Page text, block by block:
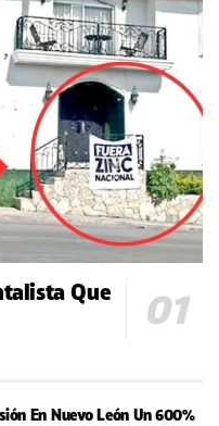
Que
En Nuevo León Un 600%